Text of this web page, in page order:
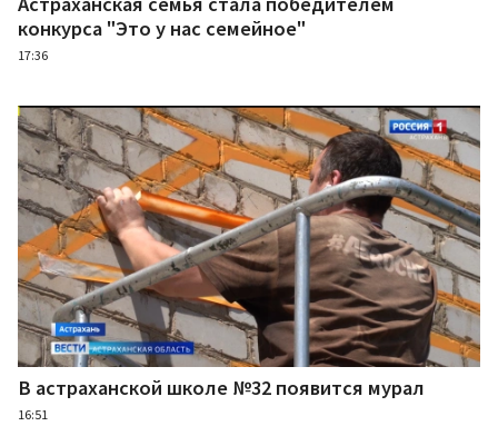
конкурса "Это у нас семейное"
17:36
В астраханской школе №32 появится мурал
16:51